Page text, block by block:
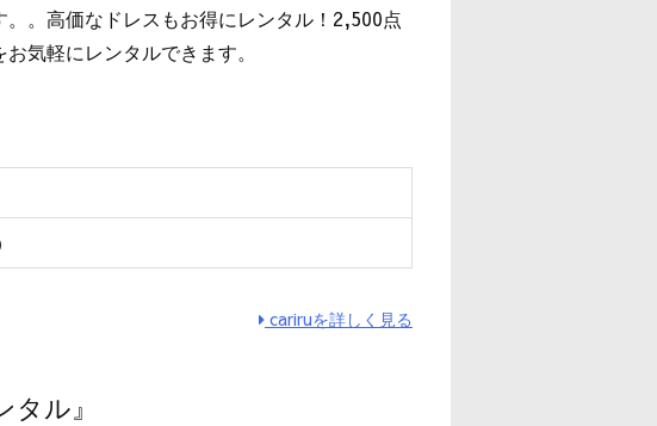
。高価なドレスもお得にレンタル！2,500点
気軽にレンタルできます。
cariruを詳しく見る
ル』